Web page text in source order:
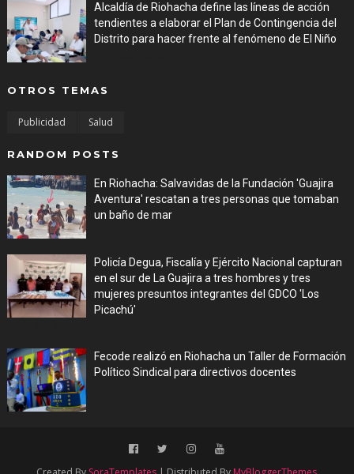
Alcaldía de Riohacha define las líneas de acción
tendientes a elaborar el Plan de Contingencia del
Distrito para hacer frente al fenómeno de El Niño
OTROS TEMAS
Publicidad Salud
RANDOM POSTS
En Riohacha: Salvavidas de la Fundación 'Guajira
Aventura' rescatan a tres personas que tomaban
un baño de mar
Policía Degua, Fiscalía y Ejército Nacional capturan
en el sur de La Guajira a tres hombres y tres
mujeres presuntos integrantes del GDCO 'Los
Picachú'
Fecode realizó en Riohacha un Taller de Formación
Político Sindical para directivos docentes